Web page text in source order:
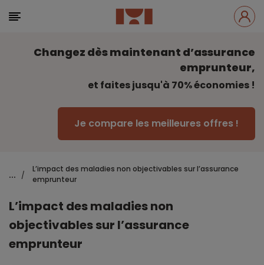
Changez dès maintenant d’assurance
emprunteur,
et faites jusqu'à 70% économies !
Je compare les meilleures offres !
... /
L’impact des maladies non objectivables sur l’assurance
emprunteur
L’impact des maladies non
objectivables sur l’assurance
emprunteur